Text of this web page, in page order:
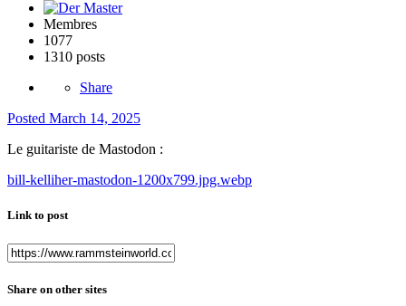
Membres
1077
1310 posts
Share
Posted March 14, 2025
Le guitariste de Mastodon :
bill-kelliher-mastodon-1200x799.jpg.webp
Link to post
Share on other sites